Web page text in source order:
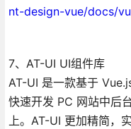
nt-design-vue/docs/
7、AT-UI UI组件库
AT-UI 是一款基于
快速开发 PC 网站中后
上。AT-UI 更加精简，